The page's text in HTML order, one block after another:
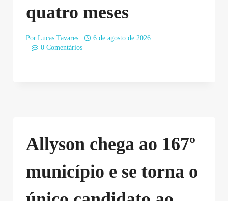
quatro meses
Por Lucas Tavares
6 de agosto de 2026
0 Comentários
Allyson chega ao 167º
município e se torna o